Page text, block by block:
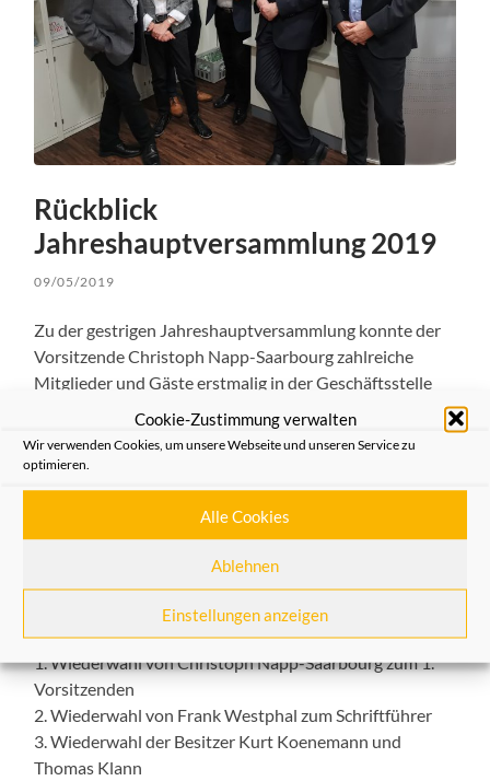
Cookie-Zustimmung verwalten
Wir verwenden Cookies, um unsere Webseite und unseren Service zu
optimieren.
Alle Cookies
Ablehnen
Einstellungen anzeigen
Rückblick
Jahreshauptversammlung 2019
09/05/2019
Zu der gestrigen Jahreshauptversammlung konnte der
Vorsitzende Christoph Napp-Saarbourg zahlreiche
Mitglieder und Gäste erstmalig in der Geschäftsstelle
der Heimatfreunde zur Jahreshauptversammlung 2019
willkommen heißen. Nach der Begrüßung durch den
Vorsitzenden erfolgten die detaillierten Berichte des
Vorstandes und des Schatzmeisters. Die Entlastungen
des Schatzmeisters und des Vorstandes erfolgten
umgehend.
Bei den Vorstandswahlen zeigten sich folgende
1. Wiederwahl von Christoph Napp-Saarbourg zum 1.
Vorsitzenden
2. Wiederwahl von Frank Westphal zum Schriftführer
3. Wiederwahl der Besitzer Kurt Koenemann und
Thomas Klann